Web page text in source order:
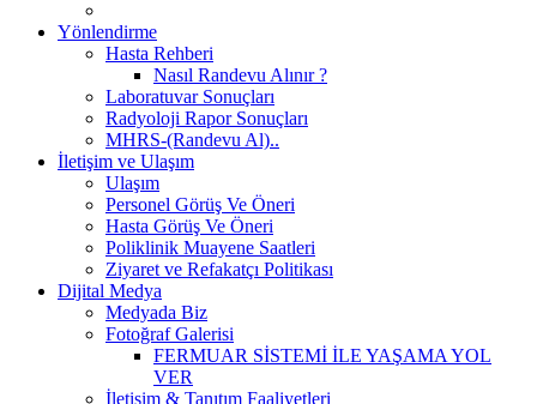
Yönlendirme
Hasta Rehberi
Nasıl Randevu Alınır ?
Laboratuvar Sonuçları
Radyoloji Rapor Sonuçları
MHRS-(Randevu Al)..
İletişim ve Ulaşım
Ulaşım
Personel Görüş Ve Öneri
Hasta Görüş Ve Öneri
Poliklinik Muayene Saatleri
Ziyaret ve Refakatçı Politikası
Dijital Medya
Medyada Biz
Fotoğraf Galerisi
FERMUAR SİSTEMİ İLE YAŞAMA YOL
VER
İletişim & Tanıtım Faaliyetleri